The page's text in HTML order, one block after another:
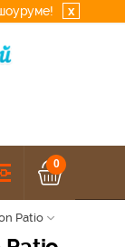
x
0
Patio